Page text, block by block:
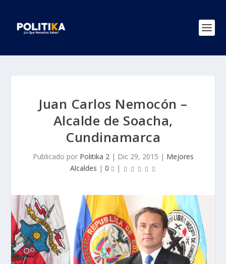
Juan Carlos Nemocón –
Alcalde de Soacha,
Cundinamarca
Publicado por Politika 2| Dic 29, 2015 | Mejores
Alcaldes | 0 |